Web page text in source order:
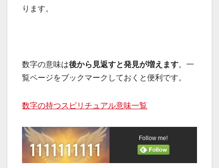
ります。
数字の意味は後から見返すと発見が増えます。一
覧ページをブックマークしておくと便利です。
数字の持つスピリチュアル意味一覧
Follow me!